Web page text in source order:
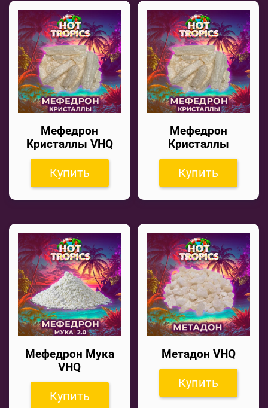
Мефедрон
Кристаллы VHQ
Купить
Мефедрон
Кристаллы
Купить
Мефедрон Мука
VHQ
Купить
Метадон VHQ
Купить